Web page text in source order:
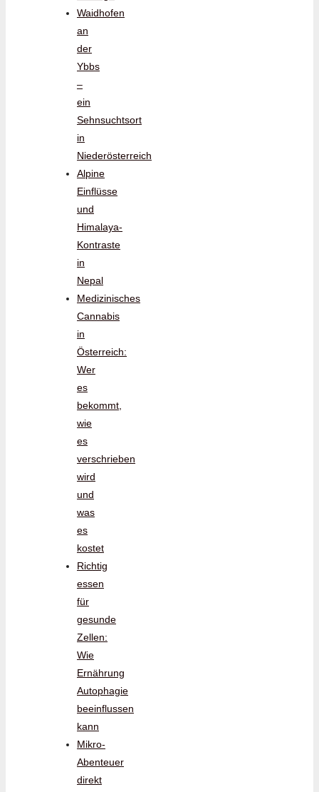
Waidhofen
an
der
Ybbs
–
ein
Sehnsuchtsort
in
Niederösterreich
Alpine
Einflüsse
und
Himalaya-
Kontraste
in
Nepal
Medizinisches
Cannabis
in
Österreich:
Wer
es
bekommt,
wie
es
verschrieben
wird
und
was
es
kostet
Richtig
essen
für
gesunde
Zellen:
Wie
Ernährung
Autophagie
beeinflussen
kann
Mikro-
Abenteuer
direkt